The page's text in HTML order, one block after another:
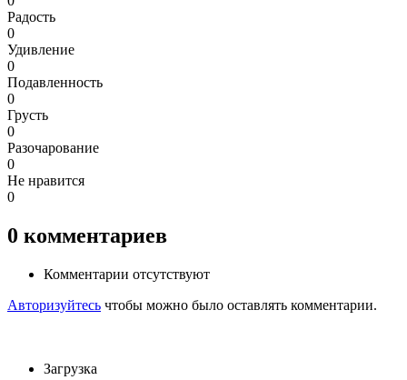
Радость
0
Удивление
0
Подавленность
0
Грусть
0
Разочарование
0
Не нравится
0
0 комментариев
Комментарии отсутствуют
Авторизуйтесь чтобы можно было оставлять комментарии.
Загрузка